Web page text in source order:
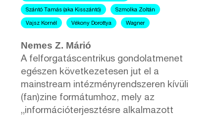
Szántó Tamás (aka Kisszántó) Szmolka Zoltán
Vajsz Kornél Vékony Dorottya Wagner
Nemes Z. Márió
A felforgatáscentrikus gondolatmenet
egészen következetesen jut el a
mainstream intézményrendszeren kívüli
(fan)zine formátumhoz, mely az
„információterjesztésre alkalmazott